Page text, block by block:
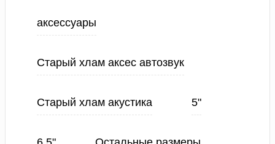
аксессуары
Старый хлам аксес автозвук
Старый хлам акустика 5"